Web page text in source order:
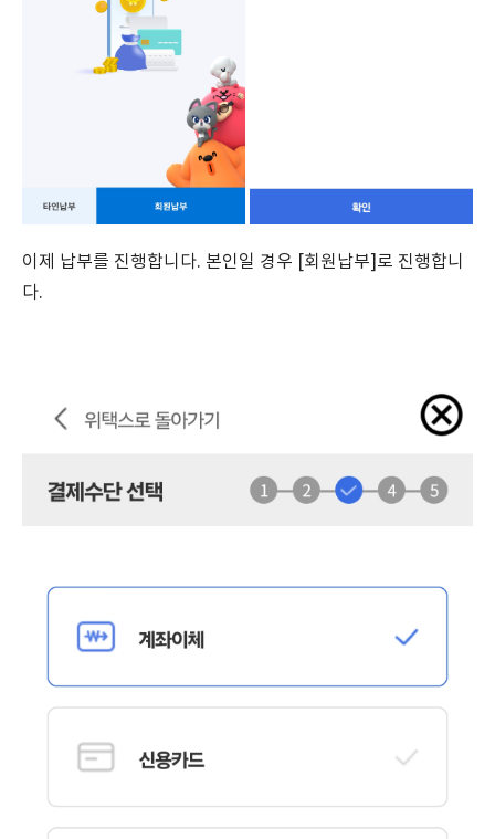
이제 납부를 진행합니다. 본인일 경우 [회원납부]로 진행합니
다.